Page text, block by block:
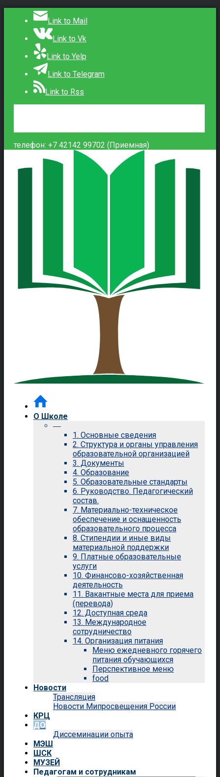
Link to Mail
Link to Vk
Link to Yelp
Link to Telegram
Link to Rss
телефон: +7 42142 99702 (Приемная)
О Школе
—
1. Основные сведения
2. Структура и органы управления
образовательной организацией
3. Документы
4. Образование
5. Образовательные стандарты
6. Руководство. Педагогический
состав.
7. Материально-техническое
обеспечение и оснащенность
образовательного процесса
8. Стипендии и иные виды
материальной поддержки
9. Платные образовательные
услуги
10. Финансово-хозяйственная
деятельность
11. Вакантные места для приема
(перевода)
12. Доступная среда
13. Международное
сотрудничество
14. Организация питания
Меню ежедневного горячего
питания обучающихся
Перспективное меню
food
Новости
Трансляция
Новости Мипросвещения России
КРЦ
ДО
Диссеминации опыта
МЭШ
ШСК
МУЗЕЙ
Педагогам и сотрудникам